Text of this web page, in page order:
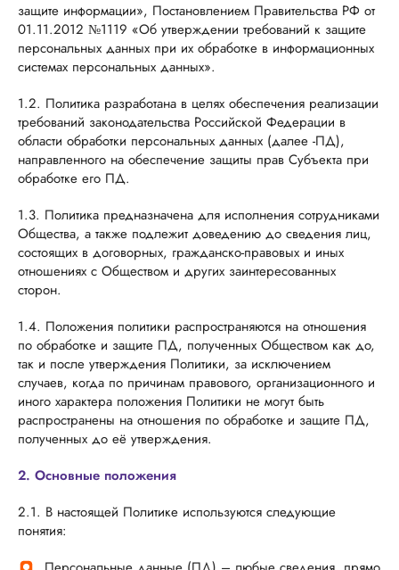
защите информации», Постановлением Правительства РФ от
01.11.2012 №1119 «Об утверждении требований к защите
персональных данных при их обработке в информационных
системах персональных данных».
1.2. Политика разработана в целях обеспечения реализации
требований законодательства Российской Федерации в
области обработки персональных данных (далее -ПД),
направленного на обеспечение защиты прав Субъекта при
обработке его ПД.
1.3. Политика предназначена для исполнения сотрудниками
Общества, а также подлежит доведению до сведения лиц,
состоящих в договорных, гражданско-правовых и иных
отношениях с Обществом и других заинтересованных
сторон.
1.4. Положения политики распространяются на отношения
по обработке и защите ПД, полученных Обществом как до,
так и после утверждения Политики, за исключением
случаев, когда по причинам правового, организационного и
иного характера положения Политики не могут быть
распространены на отношения по обработке и защите ПД,
полученных до её утверждения.
2. Основные положения
2.1. В настоящей Политике используются следующие
понятия: